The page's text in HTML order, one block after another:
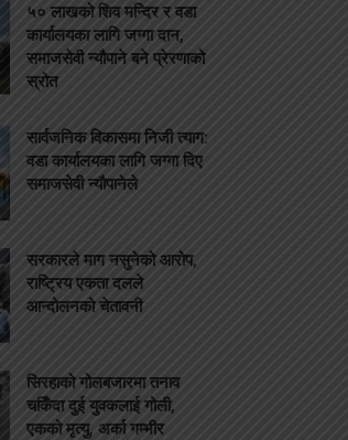
५० लाखको शिव मन्दिर र वडा
कार्यालयका लागि जग्गा दान,
समाजसेवी न्यौपाने बने प्रेरणाको
स्रोत
सार्वजनिक विकासमा निजी त्याग:
वडा कार्यालयका लागि जग्गा दिए
समाजसेवी न्यौपानेले
सरकारले माग नसुनेको आरोप,
राष्ट्रिय एकता दलले
आन्दोलनको चेतावनी
सिरहाको गोलबजारमा तनाव
चर्किँदा दुई युवकलाई गोली,
एकको मृत्यु, अर्का गम्भीर